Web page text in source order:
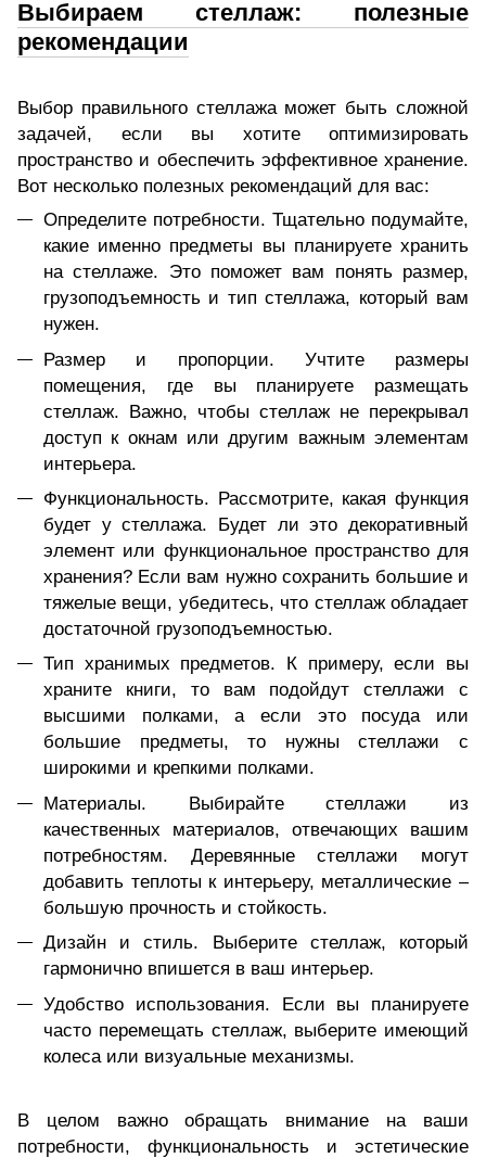
Выбираем стеллаж: полезные
рекомендации
Выбор правильного стеллажа может быть сложной
задачей, если вы хотите оптимизировать
пространство и обеспечить эффективное хранение.
Вот несколько полезных рекомендаций для вас:
Определите потребности. Тщательно подумайте,
какие именно предметы вы планируете хранить
на стеллаже. Это поможет вам понять размер,
грузоподъемность и тип стеллажа, который вам
нужен.
Размер и пропорции. Учтите размеры
помещения, где вы планируете размещать
стеллаж. Важно, чтобы стеллаж не перекрывал
доступ к окнам или другим важным элементам
интерьера.
Функциональность. Рассмотрите, какая функция
будет у стеллажа. Будет ли это декоративный
элемент или функциональное пространство для
хранения? Если вам нужно сохранить большие и
тяжелые вещи, убедитесь, что стеллаж обладает
достаточной грузоподъемностью.
Тип хранимых предметов. К примеру, если вы
храните книги, то вам подойдут стеллажи с
высшими полками, а если это посуда или
большие предметы, то нужны стеллажи с
широкими и крепкими полками.
Материалы. Выбирайте стеллажи из
качественных материалов, отвечающих вашим
потребностям. Деревянные стеллажи могут
добавить теплоты к интерьеру, металлические –
большую прочность и стойкость.
Дизайн и стиль. Выберите стеллаж, который
гармонично впишется в ваш интерьер.
Удобство использования. Если вы планируете
часто перемещать стеллаж, выберите имеющий
колеса или визуальные механизмы.
В целом важно обращать внимание на ваши
потребности, функциональность и эстетические